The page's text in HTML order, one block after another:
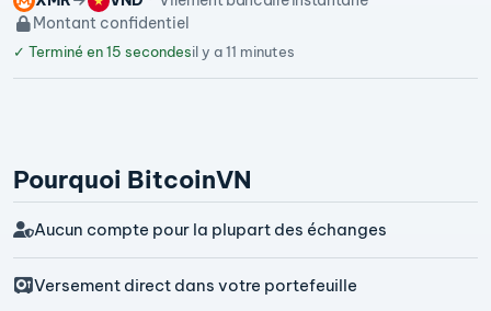
Montant confidentiel
✓ Terminé en 15 secondesil y a 11 minutes
Pourquoi BitcoinVN
Aucun compte pour la plupart des échanges
Versement direct dans votre portefeuille